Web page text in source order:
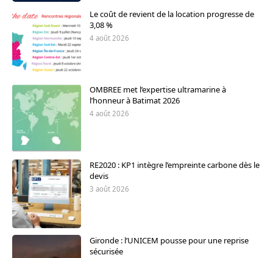
Le coût de revient de la location progresse de
3,08 %
4 août 2026
OMBREE met l’expertise ultramarine à
l’honneur à Batimat 2026
4 août 2026
RE2020 : KP1 intègre l’empreinte carbone dès le
devis
3 août 2026
Gironde : l’UNICEM pousse pour une reprise
sécurisée